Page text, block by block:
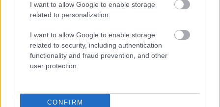
I want to allow Google to enable storage
related to personalization.
I want to allow Google to enable storage
related to security, including authentication
functionality and fraud prevention, and other
user protection.
CONFIRM
Borfesztiválon?